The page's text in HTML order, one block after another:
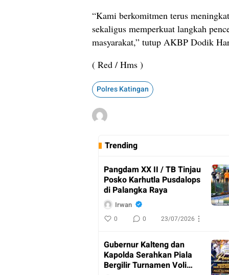
“Kami berkomitmen terus
sekaligus memperkuat langkah
masyarakat,” tutup AKBP Dodik
( Red / Hms )
Polres Katingan
Trending
Pangdam XX II / TB Tinjau
Posko Karhutla Pusdalops
di Palangka Raya
Irwan
0 0 23/07/2026
Gubernur Kalteng dan
Kapolda Serahkan Piala
Bergilir Turnamen Voli